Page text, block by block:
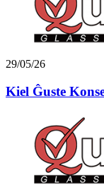
29/05/26
Kiel Ĝuste